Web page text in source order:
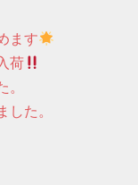
ます
荷
。
した。